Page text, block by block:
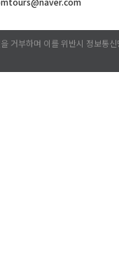
거부하며 이를 위반시 정보통